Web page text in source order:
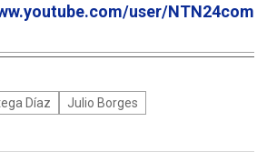
user/NTN24com
Díaz
Julio Borges